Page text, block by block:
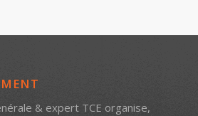
& expert TCE organise,